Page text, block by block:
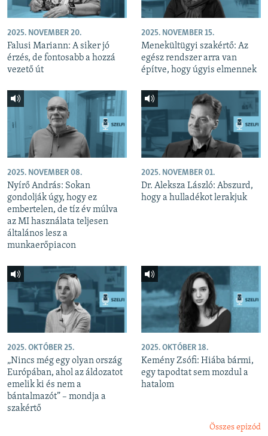
2025. NOVEMBER 20.
Falusi Mariann: A siker jó
érzés, de fontosabb a hozzá
vezető út
2025. NOVEMBER 15.
Menekültügyi szakértő: Az
egész rendszer arra van
építve, hogy úgyis elmennek
2025. NOVEMBER 08.
Nyírő András: Sokan
gondolják úgy, hogy ez
embertelen, de tíz év múlva
az MI használata teljesen
általános lesz a
munkaerőpiacon
2025. NOVEMBER 01.
Dr. Aleksza László: Abszurd,
hogy a hulladékot lerakjuk
2025. OKTÓBER 25.
„Nincs még egy olyan ország
Európában, ahol az áldozatot
emelik ki és nem a
bántalmazót” – mondja a
szakértő
2025. OKTÓBER 18.
Kemény Zsófi: Hiába bármi,
egy tapodtat sem mozdul a
hatalom
Összes epizód